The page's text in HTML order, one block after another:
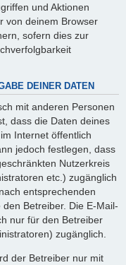
und Aktionen
von deinem Browser
sofern dies zur
DEINER DATEN
mit anderen Personen
dass die Daten deines
Internet öffentlich
jedoch festlegen, dass
Nutzerkreis
etc.) zugänglich
entsprechenden
Betreiber. Die E-Mail-
nur für den Betreiber
zugänglich.
der Betreiber nur mit